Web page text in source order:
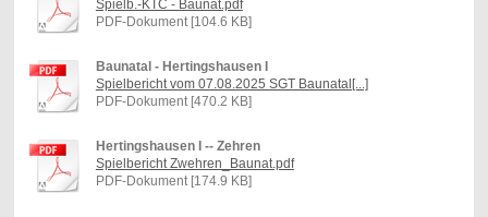
Spielb.-KTC - Baunat.pdf
PDF-Dokument [104.6 KB]
Baunatal - Hertingshausen I
Spielbericht vom 07.08.2025 SGT Baunatal[...]
PDF-Dokument [470.2 KB]
Hertingshausen I -- Zehren
Spielbericht Zwehren_Baunat.pdf
PDF-Dokument [174.9 KB]